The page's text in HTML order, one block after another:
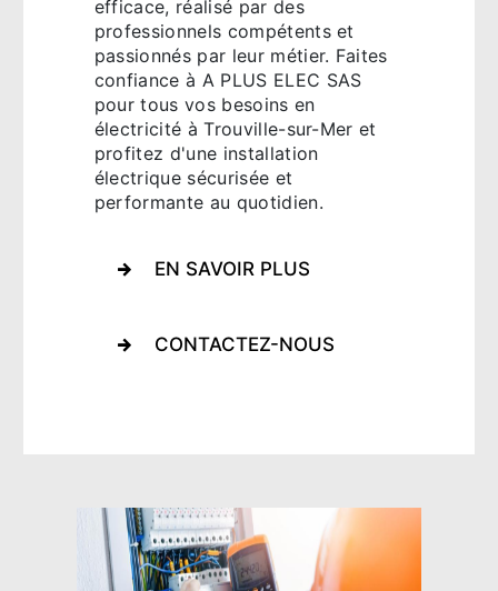
efficace, réalisé par des
professionnels compétents et
passionnés par leur métier. Faites
confiance à A PLUS ELEC SAS
pour tous vos besoins en
électricité à Trouville-sur-Mer et
profitez d'une installation
électrique sécurisée et
performante au quotidien.
EN SAVOIR PLUS
CONTACTEZ-NOUS